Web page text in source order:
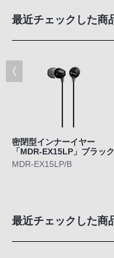
最近チェックした商
密閉型インナーイヤー
「MDR-EX15LP」ブラック
MDR-EX15LP/B
最近チェックした商